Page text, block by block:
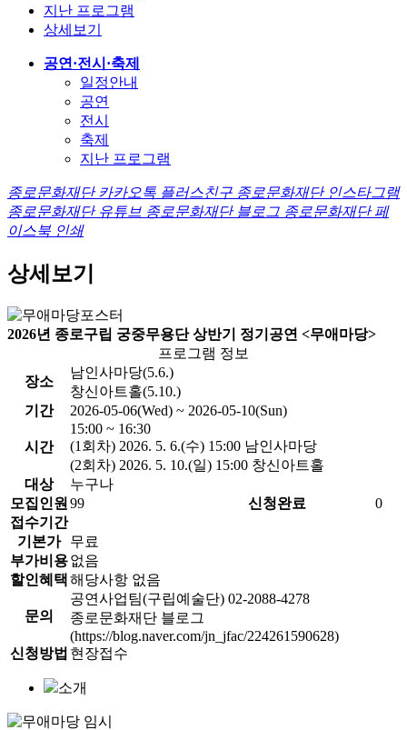
지난 프로그램
상세보기
공연·전시·축제
일정안내
공연
전시
축제
지난 프로그램
종로문화재단 카카오톡 플러스친구 종로문화재단 인스타그램
종로문화재단 유튜브 종로문화재단 블로그 종로문화재단 페
이스북 인쇄
상세보기
2026년 종로구립 궁중무용단 상반기 정기공연 <무애마당>
프로그램 정보
장소
남인사마당(5.6.)
창신아트홀(5.10.)
기간
2026-05-06(Wed) ~ 2026-05-10(Sun)
시간
15:00 ~ 16:30
(1회차) 2026. 5. 6.(수) 15:00 남인사마당
(2회차) 2026. 5. 10.(일) 15:00 창신아트홀
대상
누구나
모집인원 99 신청완료
0
접수기간
기본가
무료
부가비용 없음
할인혜택 해당사항 없음
문의
공연사업팀(구립예술단) 02-2088-4278
종로문화재단 블로그
(https://blog.naver.com/jn_jfac/224261590628)
신청방법 현장접수
소개